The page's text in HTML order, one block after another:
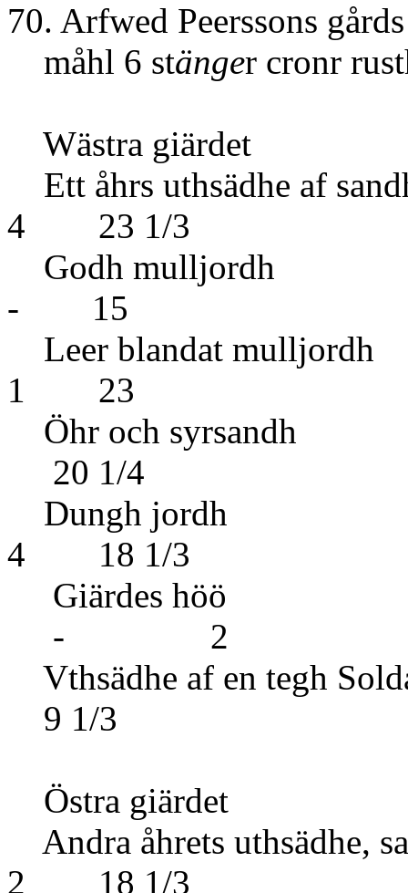
70. Arfwed Peerssons
måhl 6 stänger cronr
Wästra giärdet
Ett åhrs uthsädhe af
4 23 1/3
Godh
- 15
Leer
1 23
Öhr och
20 1/4
Dungh
4 18 1/3
- 2
Vthsädhe af en tegh
9 1/3
Östra giärdet
Andra åhrets uthsädhe,
2 18 1/3